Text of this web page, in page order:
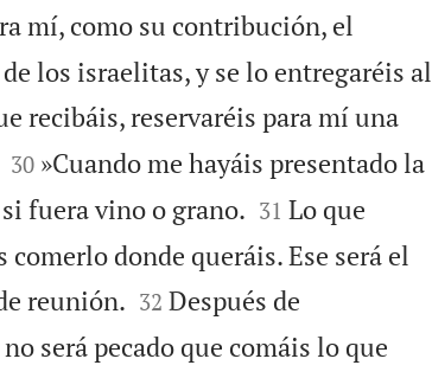
mí, como su contribución, el
los israelitas, y se lo entregaréis al
recibáis, reservaréis para mí una

30 »Cuando me hayáis presentado la
fuera vino o grano.
31 Lo que
donde queráis. Ese será el
reunión.
32 Después de
será pecado que comáis lo que